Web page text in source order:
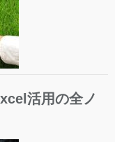
活用の全ノ